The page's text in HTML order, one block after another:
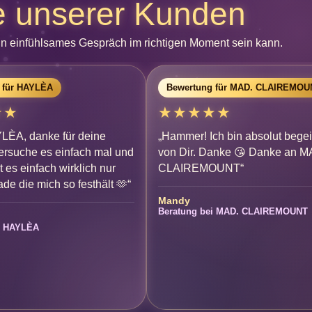
unserer Kunden
einfühlsames Gespräch im richtigen Moment sein kann.
HAYLÈA
danke für deine
es einfach mal und
es einfach wirklich nur
die mich so festhält 🫶“
Bewertung für MAD.
★★★★★
„Hammer! Ich bin absolut
von Dir. Danke 😘 Danke an
CLAIREMOUNT“
Mandy
Beratung bei MAD. CLAIREMOUNT